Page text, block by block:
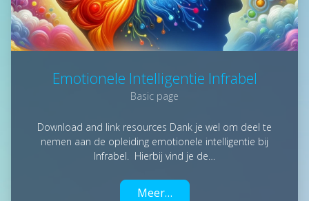
Emotionele Intelligentie Infrabel
Basic page
Download and link resources Dank je wel om deel te
nemen aan de opleiding emotionele intelligentie bij
Infrabel. Hierbij vind je de…
Meer…